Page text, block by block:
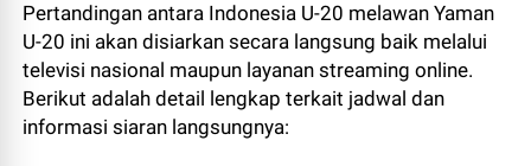
Pertandingan antara Indonesia U-20 melawan Yaman
U-20 ini akan disiarkan secara langsung baik melalui
televisi nasional maupun layanan streaming online.
Berikut adalah detail lengkap terkait jadwal dan
informasi siaran langsungnya: